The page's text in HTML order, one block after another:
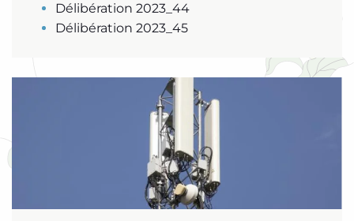
Délibération 2023_44
Délibération 2023_45